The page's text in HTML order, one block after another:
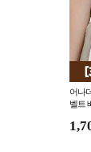
어나
벨트